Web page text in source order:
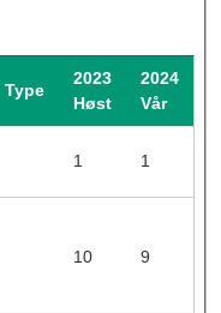
Type
2023
Høst
2024
Vår
1 1
10 9